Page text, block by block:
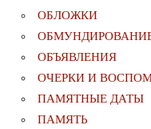
ОБЛОЖКИ
ОБЪЯВЛЕНИЯ
ОЧЕРКИ И
ПАМЯТНЫЕ ДАТЫ
ПАМЯТЬ